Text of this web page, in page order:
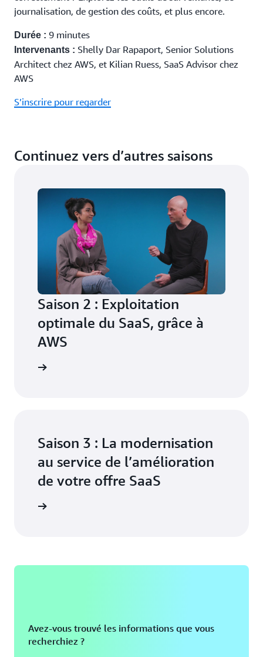
Durée : 6 minutes
Luca Guida, Solutions Architect chez
AWS, et Jamila Jamilova, Startup Solutions Architect
chez AWS
S’inscrire pour regarder
journalisation, de gestion des coûts, et plus encore.
Durée : 9 minutes
Intervenants : Shelly Dar Rapaport, Senior Solutions
Architect chez AWS, et Kilian Ruess, SaaS Advisor chez
AWS
S’inscrire pour regarder
Continuez vers d’autres saisons
Saison 2 : Exploitation
optimale du SaaS, grâce à
AWS
Saison 3 : La modernisation
au service de l’amélioration
de votre offre SaaS
Avez-vous trouvé les informations que vous
recherchiez ?